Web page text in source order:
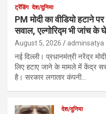
ट्रेंडिंग देश/दुनिया
PM मोदी का वीडियो
सवाल, एल्गोरिद्म भी जांच के
August 5, 2026 adminsatya
नई दिल्ली। प्रधानमंत्री नरेंद्र
लिए हटाए जाने के मामले में केंद्र
है। सरकार लगातार कंपनी…
देश/दुनिया